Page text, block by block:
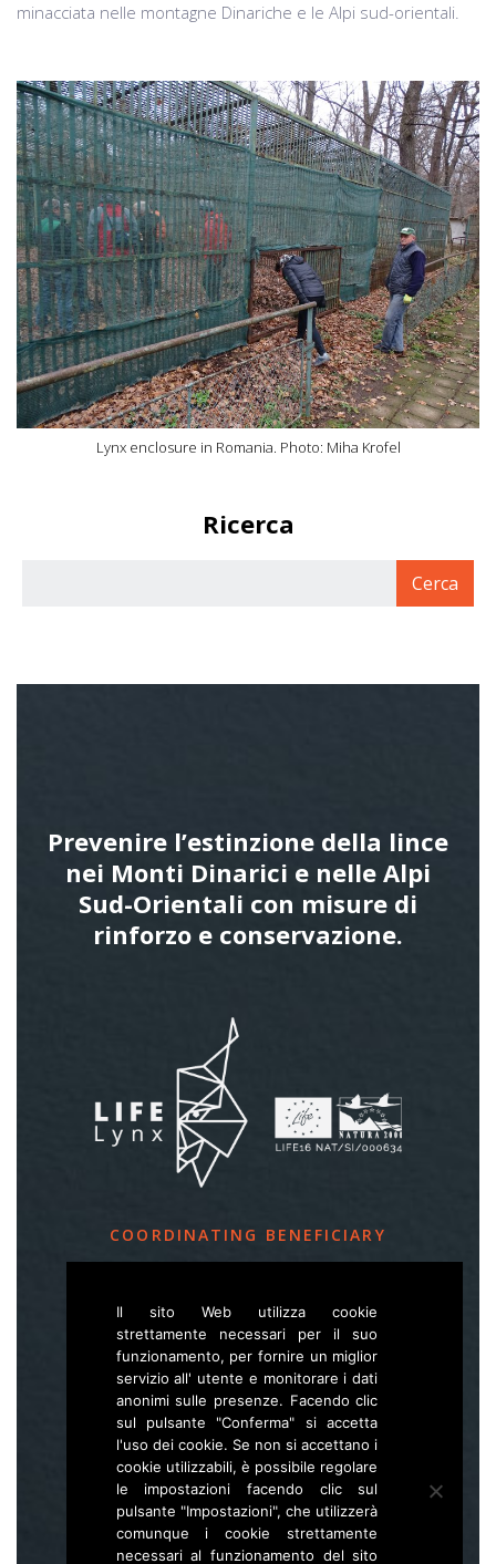
minacciata nelle montagne Dinariche e le Alpi sud-orientali.
Lynx enclosure in Romania. Photo: Miha Krofel
Ricerca
Prevenire l’estinzione della lince
nei Monti Dinarici e nelle Alpi
Sud-Orientali con misure di
rinforzo e conservazione.
COORDINATING BENEFICIARY
Slovenia Forest Service
Večna pot 2, SI – 1000 Ljubljana
E life.lynx.eu@gmail.com
Wwww.zgs.si
Sitemap
Il sito Web utilizza cookie
strettamente necessari per il suo
funzionamento, per fornire un miglior
servizio all' utente e monitorare i dati
anonimi sulle presenze. Facendo clic
sul pulsante "Conferma" si accetta
l'uso dei cookie. Se non si accettano i
cookie utilizzabili, è possibile regolare
le impostazioni facendo clic sul
pulsante "Impostazioni", che utilizzerà
comunque i cookie strettamente
necessari al funzionamento del sito